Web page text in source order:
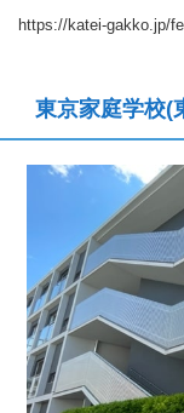
https://katei-gakko.jp/
東京家庭学校(